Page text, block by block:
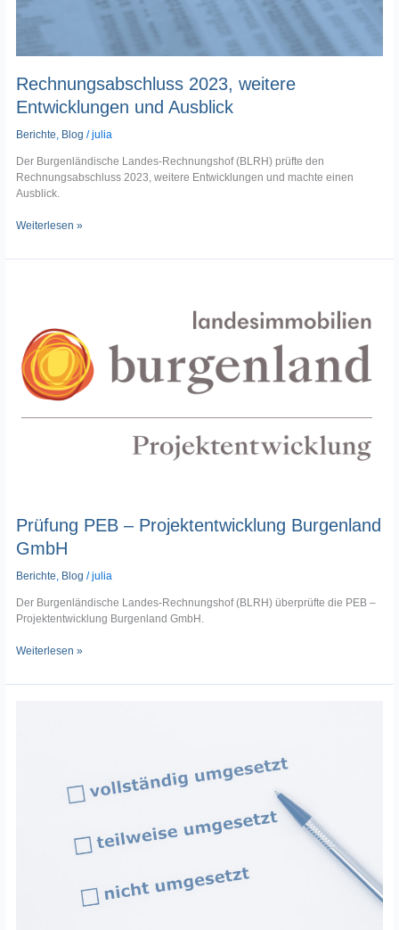
Rechnungsabschluss 2023, weitere
Entwicklungen und Ausblick
Berichte, Blog /julia
Der Burgenländische Landes-Rechnungshof (BLRH) prüfte den
Rechnungsabschluss 2023, weitere Entwicklungen und machte einen
Ausblick.
Weiterlesen »
Prüfung PEB – Projektentwicklung Burgenland
GmbH
Berichte, Blog /julia
Der Burgenländische Landes-Rechnungshof (BLRH) überprüfte die PEB –
Projektentwicklung Burgenland GmbH.
Projektentwicklung
Burgenland
GmbH
Weiterlesen »